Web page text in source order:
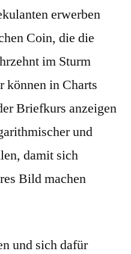
erwerben
Coin, die die
im Sturm
können in Charts
Briefkurs anzeigen
und
damit sich
Bild machen
und sich dafür